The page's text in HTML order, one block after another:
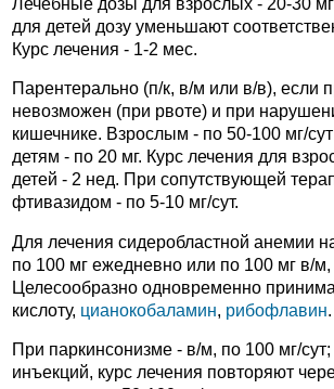
для детей дозу уменьшают
Курс лечения - 1-2 мес.
Парентерально (п/к, в/м или в/в), если
невозможен (при рвоте) и при
кишечнике. Взрослым - по 50-100 мг/
детям - по 20 мг. Курс лечения для
детей - 2 нед. При сопутствующей
фтивазидом - по 5-10 мг/сут.
Для лечения сидеробластной анемии
по 100 мг ежедневно или по 100 мг в/
Целесообразно одновременно
кислоту, цианокобаламин, рибофлавин.
При паркинсонизме - в/м, по 100 мг/
инъекций, курс лечения повторяют